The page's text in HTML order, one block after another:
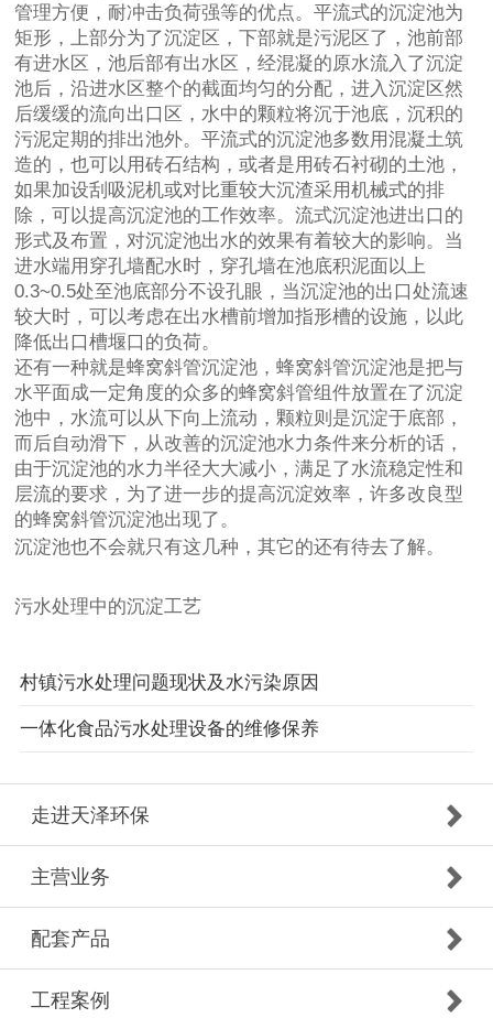
管理方便，耐冲击负荷强等的优点。平流式的沉淀池为
矩形，上部分为了沉淀区，下部就是污泥区了，池前部
有进水区，池后部有出水区，经混凝的原水流入了沉淀
池后，沿进水区整个的截面均匀的分配，进入沉淀区然
后缓缓的流向出口区，水中的颗粒将沉于池底，沉积的
污泥定期的排出池外。平流式的沉淀池多数用混凝土筑
造的，也可以用砖石结构，或者是用砖石衬砌的土池，
如果加设刮吸泥机或对比重较大沉渣采用机械式的排
除，可以提高沉淀池的工作效率。流式沉淀池进出口的
形式及布置，对沉淀池出水的效果有着较大的影响。当
进水端用穿孔墙配水时，穿孔墙在池底积泥面以上
0.3~0.5处至池底部分不设孔眼，当沉淀池的出口处流速
较大时，可以考虑在出水槽前增加指形槽的设施，以此
降低出口槽堰口的负荷。
还有一种就是蜂窝斜管沉淀池，蜂窝斜管沉淀池是把与
水平面成一定角度的众多的蜂窝斜管组件放置在了沉淀
池中，水流可以从下向上流动，颗粒则是沉淀于底部，
而后自动滑下，从改善的沉淀池水力条件来分析的话，
由于沉淀池的水力半径大大减小，满足了水流稳定性和
层流的要求，为了进一步的提高沉淀效率，许多改良型
的蜂窝斜管沉淀池出现了。
沉淀池也不会就只有这几种，其它的还有待去了解。
污水处理中的沉淀工艺
村镇污水处理问题现状及水污染原因
一体化食品污水处理设备的维修保养
走进天泽环保
主营业务
配套产品
工程案例